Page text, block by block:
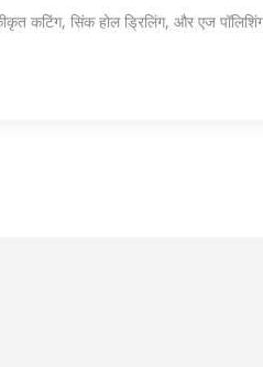
कटिंग, सिंक होल ड्रिलिंग, और एज